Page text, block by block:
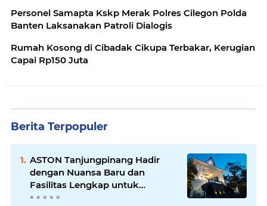
Personel Samapta Kskp Merak Polres Cilegon Polda
Banten Laksanakan Patroli Dialogis
Rumah Kosong di Cibadak Cikupa Terbakar, Kerugian
Capai Rp150 Juta
Berita Terpopuler
ASTON Tanjungpinang Hadir
dengan Nuansa Baru dan
Fasilitas Lengkap untuk
Kenyamanan Tamu